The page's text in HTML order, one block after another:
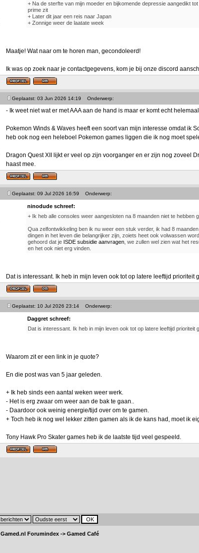
+ Na de sterfte van mijn moeder en bijkomende depressie aangedikt
prime zit
+ Later dit jaar een reis naar Japan
+ Zonnige weer de laatate week
Maatje! Wat naar om te horen man, gecondoleerd!
Ik was op zoek naar je contactgegevens, kom je bij onze discord
Geplaatst: 03 Jun 2026 14:19 Onderwerp:
- Ik weet niet wat er met AAA aan de hand is maar er komt echt
Pokemon Winds & Waves heeft een soort van mijn interesse omdat ik
heb ook nog een heleboel Pokemon games liggen die ik nog moet
Dragon Quest XII lijkt er veel op zijn voorganger en er zijn nog zoveel
haast mee.
Geplaatst: 09 Jul 2026 16:59 Onderwerp:
ninodude schreef:
+ Ik heb alle consoles weer aangesloten na 8 maanden niet te hebben
Qua zelfontwikkeling ben ik nu weer een stuk verder, ik had 8
dingen in het leven die belangrijker zijn, zoiets heet ook volwassen
gehoord dat je ISDE subsidie aanvragen , we zullen wel zien wat het
en het ook niet erg vinden.
Dat is interessant. Ik heb in mijn leven ook tot op latere leeftijd
Geplaatst: 10 Jul 2026 23:14 Onderwerp:
Daggret schreef:
Dat is interessant. Ik heb in mijn leven ook tot op latere leeftijd
Waarom zit er een link in je quote?
En die post was van 5 jaar geleden.
+ Ik heb sinds een aantal weken weer werk.
- Het is erg zwaar om weer aan de bak te gaan..
- Daardoor ook weinig energie/tijd over om te gamen.
+ Toch heb ik nog wel lekker zitten gamen als ik de kans had, moet ik
Tony Hawk Pro Skater games heb ik de laatste tijd veel gespeeld.
Gamed.nl Forumindex -> Gamed Café